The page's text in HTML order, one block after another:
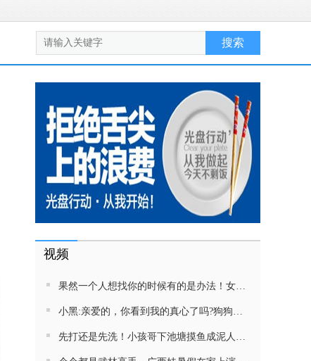
视频
果然一个人想找你的时候有的是办法！女生吵架将男友拉黑，结果男友给家里狗打电话了！汪：吵死了，一会就去把号码注销
小黑:亲爱的，你看到我的真心了吗?狗狗雨中等好朋狗不愿离去，网友:确实搞笑，黄黄都有男朋友，你却没有
先打还是先洗！小孩哥下池塘摸鱼成泥人！网友：这才是童年该有的样子，好怀念